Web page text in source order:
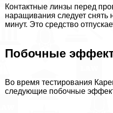
Контактные линзы перед
наращивания следует снять
минут. Это средство
Побочные
Во время тестирования
следующие побочные